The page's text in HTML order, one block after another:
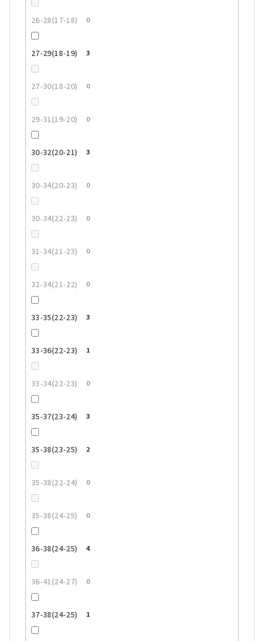
26-28(17-18) 0
27-29(18-19) 3
27-30(18-20) 0
29-31(19-20) 0
30-32(20-21) 3
30-34(20-23) 0
30-34(22-23) 0
31-34(21-23) 0
32-34(21-22) 0
33-35(22-23) 3
33-36(22-23) 1
33-34(22-23) 0
35-37(23-24) 3
35-38(23-25) 2
35-38(22-24) 0
35-38(24-25) 0
36-38(24-25) 4
36-41(24-27) 0
37-38(24-25) 1